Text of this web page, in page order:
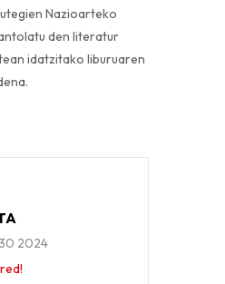
Nazioarteko
den literatur
idatzitako liburuaren
2024